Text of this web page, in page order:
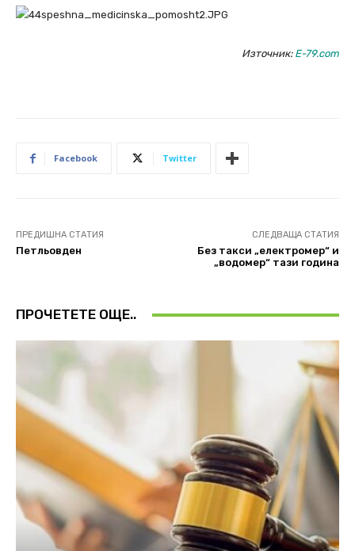
Източник: E-79.com
Facebook Twitter
ПРЕДИШНА СТАТИЯ
Петльовден
СЛЕДВАЩА СТАТИЯ
Без такси „електромер“ и
„водомер“ тази година
ПРОЧЕТЕТЕ ОЩЕ..